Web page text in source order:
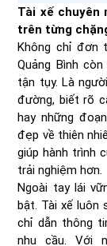
Tài xế chuyên
trên từng
Không chỉ đơn
Quảng Bình
tận tụy. Là
đường, biết rõ
hay những
đẹp về thiên
giúp hành trình
trải nghiệm hơn.
Ngoài tay lái
bật. Tài xế luôn
chỉ dẫn thông
nhu cầu. Với